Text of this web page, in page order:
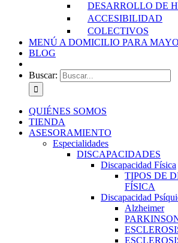
DESARROLLO DE
ACCESIBILIDAD
COLECTIVOS
MENÚ A DOMICILIO PARA
BLOG
Buscar:
QUIÉNES SOMOS
TIENDA
ASESORAMIENTO
Especialidades
DISCAPACIDADES
Discapacidad Física
TIPOS DE
FÍSICA
Discapacidad
Alzheimer